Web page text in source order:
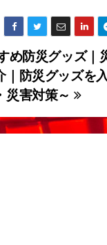
め防災グッズ｜
防災グッズを
害対策～